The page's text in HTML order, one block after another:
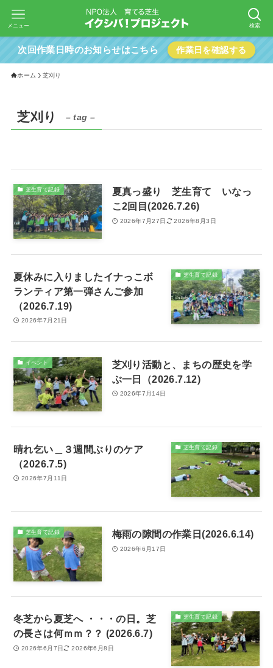
検索
メニュー
次回作業日時のお知らせはこちら 作業日を確認する
ホーム 芝刈り
芝刈り – tag –
芝生育て記録
夏真っ盛り 芝生育て いなっ
こ2回目(2026.7.26)
2026年7月27日 2026年8月3日
芝生育て記録
夏休みに入りましたイナっこボ
ランティア第一弾さんご参加
（2026.7.19)
2026年7月21日
イベント
芝刈り活動と、まちの歴史を学
ぶ一日（2026.7.12)
2026年7月14日
芝生育て記録
晴れ乞い＿３週間ぶりのケア
（2026.7.5)
2026年7月11日
芝生育て記録 梅雨の隙間の作業日(2026.6.14)
2026年6月17日
芝生育て記録
冬芝から夏芝へ ・・・の日。芝
の長さは何ｍｍ？？ (2026.6.7)
2026年6月7日 2026年6月8日